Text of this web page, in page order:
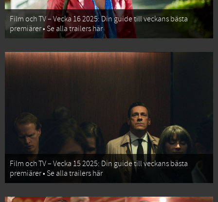
Film och TV – Vecka 16 2025: Din guide till veckans bästa
premiärer • Se alla trailers här
Film och TV – Vecka 15 2025: Din guide till veckans bästa
premiärer • Se alla trailers här